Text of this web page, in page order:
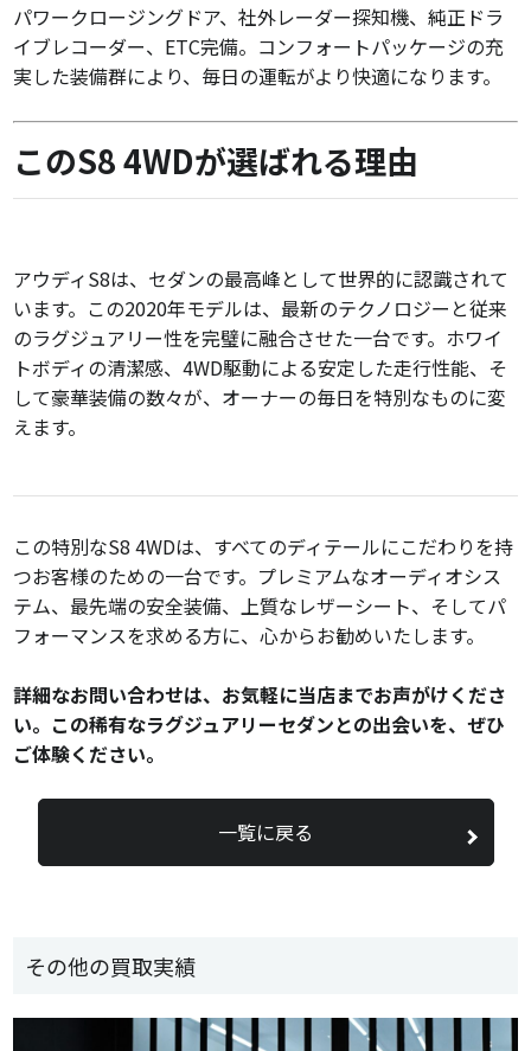
その他の買取実績
パワークロージングドア、社外レーダー探知機、純正ドラ
イブレコーダー、ETC完備。コンフォートパッケージの充
実した装備群により、毎日の運転がより快適になります。
このS8 4WDが選ばれる理由
アウディS8は、セダンの最高峰として世界的に認識されて
います。この2020年モデルは、最新のテクノロジーと従来
のラグジュアリー性を完璧に融合させた一台です。ホワイ
トボディの清潔感、4WD駆動による安定した走行性能、そ
して豪華装備の数々が、オーナーの毎日を特別なものに変
えます。
この特別なS8 4WDは、すべてのディテールにこだわりを持
つお客様のための一台です。プレミアムなオーディオシス
テム、最先端の安全装備、上質なレザーシート、そしてパ
フォーマンスを求める方に、心からお勧めいたします。
詳細なお問い合わせは、お気軽に当店までお声がけくださ
い。この稀有なラグジュアリーセダンとの出会いを、ぜひ
ご体験ください。
一覧に戻る